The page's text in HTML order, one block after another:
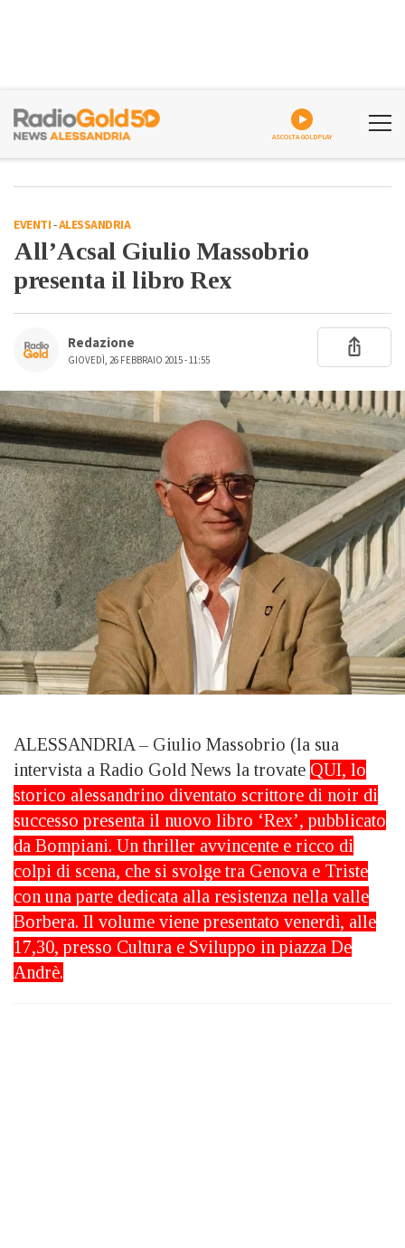
ASCOLTA GOLDPLAY
EVENTI-ALESSANDRIA
All’Acsal Giulio Massobrio
presenta il libro Rex
Redazione
GIOVEDÌ, 26 FEBBRAIO 2015 - 11:55
ALESSANDRIA – Giulio Massobrio (la sua
intervista a Radio Gold News la trovate QUI, lo
storico alessandrino diventato scrittore di noir di
successo presenta il nuovo libro ‘Rex’, pubblicato
da Bompiani. Un thriller avvincente e ricco di
colpi di scena, che si svolge tra Genova e Triste
con una parte dedicata alla resistenza nella valle
Borbera. Il volume viene presentato venerdì, alle
17,30, presso Cultura e Sviluppo in piazza De
Andrè.